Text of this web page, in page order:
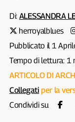
Di: ALESSANDRA
herroyalblues
Pubblicato il 1
Tempo di lettura: 1
ARTICOLO DI
Collegati per la
Condividi su